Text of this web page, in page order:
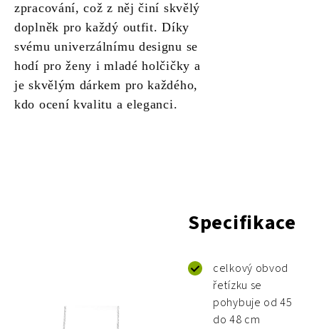
zpracování, což z něj činí skvělý
doplněk pro každý outfit. Díky
svému univerzálnímu designu se
hodí pro ženy i mladé holčičky a
je skvělým dárkem pro každého,
kdo ocení kvalitu a eleganci.
Specifikace
celkový obvod
řetízku se
pohybuje od 45
do 48 cm